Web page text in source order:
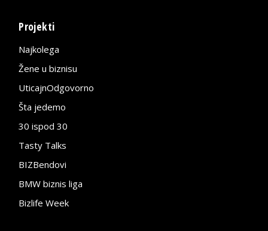
Projekti
Najkolega
Žene u biznisu
UticajnOdgovorno
Šta jedemo
30 ispod 30
Tasty Talks
BIZBendovi
BMW biznis liga
Bizlife Week